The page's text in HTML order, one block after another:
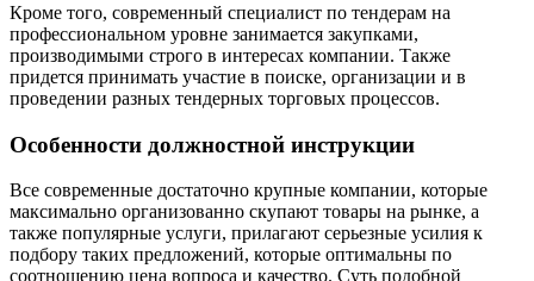
Кроме того, современный специалист по тендерам на
профессиональном уровне занимается закупками,
производимыми строго в интересах компании. Также
придется принимать участие в поиске, организации и в
проведении разных тендерных торговых процессов.
Особенности должностной инструкции
Все современные достаточно крупные компании, которые
максимально организованно скупают товары на рынке, а
также популярные услуги, прилагают серьезные усилия к
подбору таких предложений, которые оптимальны по
соотношению цена вопроса и качество. Суть подобной